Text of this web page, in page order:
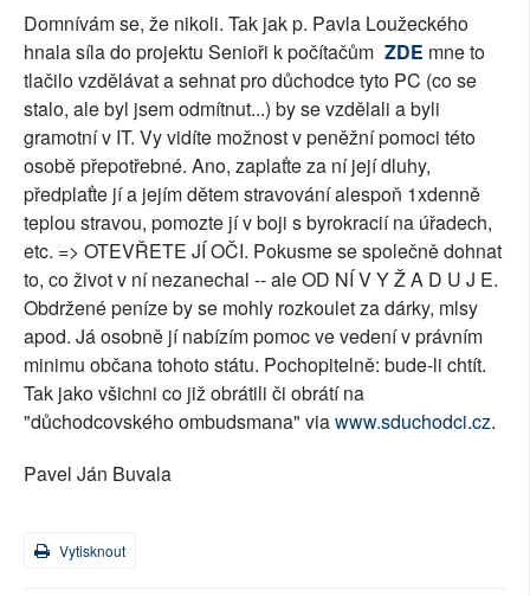
Domnívám se, že nikoli. Tak jak p. Pavla Loužeckého
hnala síla do projektu Senioři k počítačům ZDE mne to
tlačilo vzdělávat a sehnat pro důchodce tyto PC (co se
stalo, ale byl jsem odmítnut...) by se vzdělali a byli
gramotní v IT. Vy vidíte možnost v peněžní pomoci této
osobě přepotřebné. Ano, zaplaťte za ní její dluhy,
předplaťte jí a jejím dětem stravování alespoň 1xdenně
teplou stravou, pomozte jí v boji s byrokracií na úřadech,
etc. => OTEVŘETE JÍ OČI. Pokusme se společně dohnat
to, co život v ní nezanechal -- ale OD NÍ V Y Ž A D U J E.
Obdržené peníze by se mohly rozkoulet za dárky, mlsy
apod. Já osobně jí nabízím pomoc ve vedení v právním
minimu občana tohoto státu. Pochopitelně: bude-li chtít.
Tak jako všichni co již obrátili či obrátí na
"důchodcovského ombudsmana" viawww.sduchodci.cz.
Pavel Ján Buvala
Vytisknout